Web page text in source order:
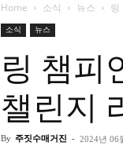
Home 소식 뉴스 링
소식 뉴스
링 챔피
챌린지
By 주짓수매거진 - 2024년 06